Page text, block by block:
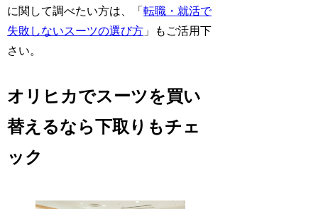
に関して調べたい方は、「転職・就活で
失敗しないスーツの選び方 」もご活用下
さい。
オリヒカでスーツを買い
替えるなら下取りもチェ
ック